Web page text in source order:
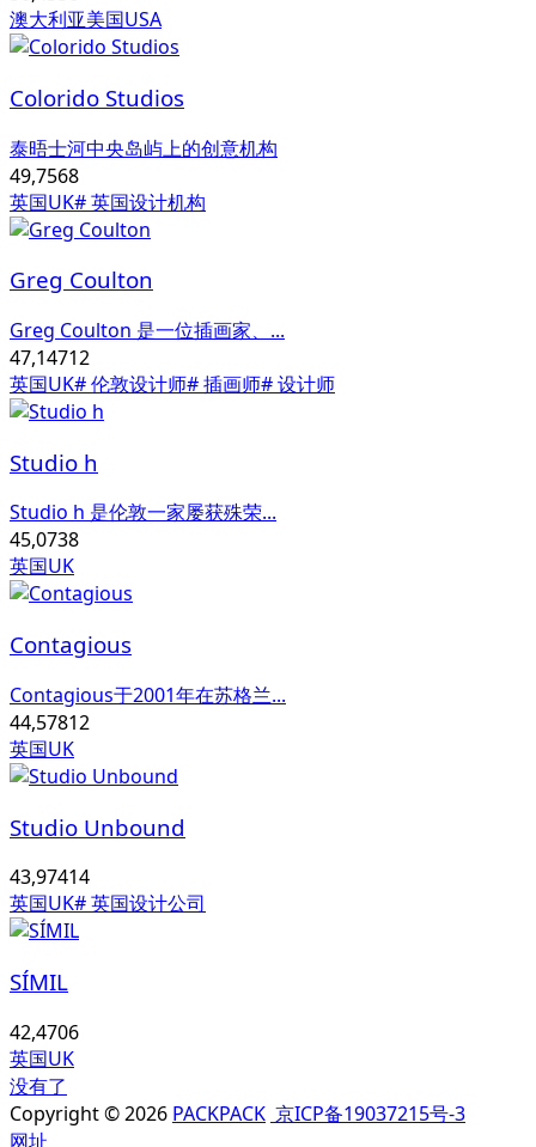
澳大利亚美国USA
Colorido Studios
泰晤士河中央岛屿上的创意机构
49,7568
英国UK# 英国设计机构
Greg Coulton
Greg Coulton 是一位插画家、...
47,14712
英国UK# 伦敦设计师# 插画师# 设计师
Studio h
Studio h 是伦敦一家屡获殊荣...
45,0738
英国UK
Contagious
Contagious于2001年在苏格兰...
44,57812
英国UK
Studio Unbound
43,97414
英国UK# 英国设计公司
SÍMIL
42,4706
英国UK
没有了
Copyright © 2026 PACKPACK 京ICP备19037215号-3
网址